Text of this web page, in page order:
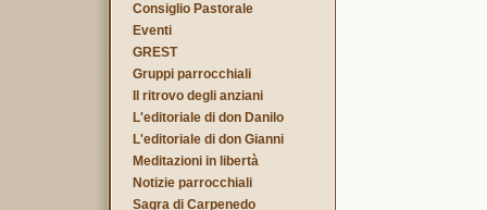
Consiglio Pastorale
Eventi
GREST
Gruppi parrocchiali
Il ritrovo degli anziani
L'editoriale di don Danilo
L'editoriale di don Gianni
Meditazioni in libertà
Notizie parrocchiali
Sagra di Carpenedo